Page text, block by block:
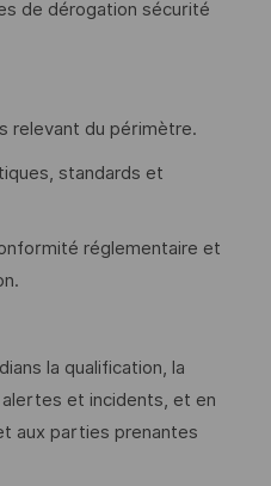
de dérogation sécurité
relevant du périmètre.
standards et
réglementaire et
la qualification, la
et incidents, et en
aux parties prenantes